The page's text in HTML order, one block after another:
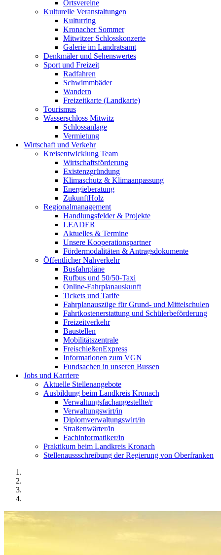
Ortsvereine
Kulturelle Veranstaltungen
Kulturring
Kronacher Sommer
Mitwitzer Schlosskonzerte
Galerie im Landratsamt
Denkmäler und Sehenswertes
Sport und Freizeit
Radfahren
Schwimmbäder
Wandern
Freizeitkarte (Landkarte)
Tourismus
Wasserschloss Mitwitz
Schlossanlage
Vermietung
Wirtschaft und Verkehr
Kreisentwicklung Team
Wirtschaftsförderung
Existenzgründung
Klimaschutz & Klimaanpassung
Energieberatung
ZukunftHolz
Regionalmanagement
Handlungsfelder & Projekte
LEADER
Aktuelles & Termine
Unsere Kooperationspartner
Fördermodalitäten & Antragsdokumente
Öffentlicher Nahverkehr
Busfahrpläne
Rufbus und 50/50-Taxi
Online-Fahrplanauskunft
Tickets und Tarife
Fahrplanauszüge für Grund- und Mittelschulen
Fahrtkostenerstattung und Schülerbeförderung
Freizeitverkehr
Baustellen
Mobilitätszentrale
FreischießenExpress
Informationen zum VGN
Fundsachen in unseren Bussen
Jobs und Karriere
Aktuelle Stellenangebote
Ausbildung beim Landkreis Kronach
Verwaltungsfachangestellte/r
Verwaltungswirt/in
Diplomverwaltungswirt/in
Straßenwärter/in
Fachinformatiker/in
Praktikum beim Landkreis Kronach
Stellenaussschreibung der Regierung von Oberfranken